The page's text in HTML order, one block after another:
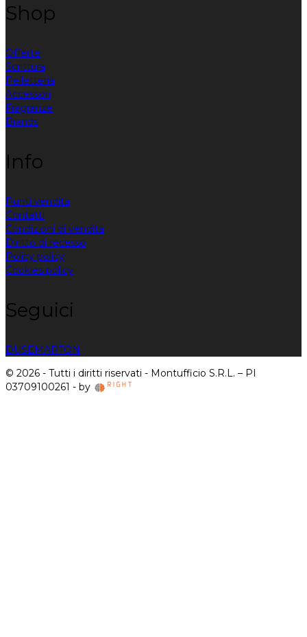
Shop
Offerte
Scrittura
Pelletteria
Accessori
Fragranze
Brands
Info
Punti vendita
Contatti
Condizioni di vendita
Diritto di recesso
Policy policy
Cookies policy
Seguici
DUSEMARTON
© 2026 - Tutti i diritti riservati - Montufficio S.R.L. – PI
03709100261 - by